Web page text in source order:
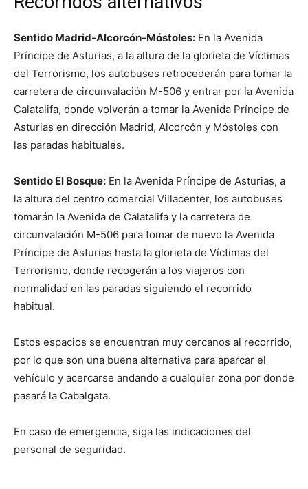
Sentido Madrid-Alcorcón-Móstoles: En la Avenida
Príncipe de Asturias, a la altura de la glorieta de Víctimas
del Terrorismo, los autobuses retrocederán para tomar la
carretera de circunvalación M-506 y entrar por la Avenida
Calatalifa, donde volverán a tomar la Avenida Príncipe de
Asturias en dirección Madrid, Alcorcón y Móstoles con
las paradas habituales.
Sentido El Bosque: En la Avenida Príncipe de Asturias, a
la altura del centro comercial Villacenter, los autobuses
tomarán la Avenida de Calatalifa y la carretera de
circunvalación M-506 para tomar de nuevo la Avenida
Príncipe de Asturias hasta la glorieta de Víctimas del
Terrorismo, donde recogerán a los viajeros con
normalidad en las paradas siguiendo el recorrido
habitual.
Estos espacios se encuentran muy cercanos al recorrido,
por lo que son una buena alternativa para aparcar el
vehículo y acercarse andando a cualquier zona por donde
pasará la Cabalgata.
En caso de emergencia, siga las indicaciones del
personal de seguridad.